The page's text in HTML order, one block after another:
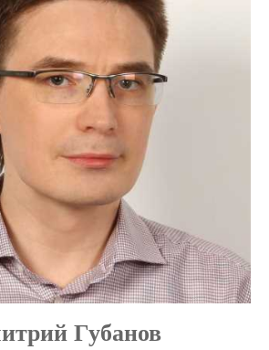
Губанов